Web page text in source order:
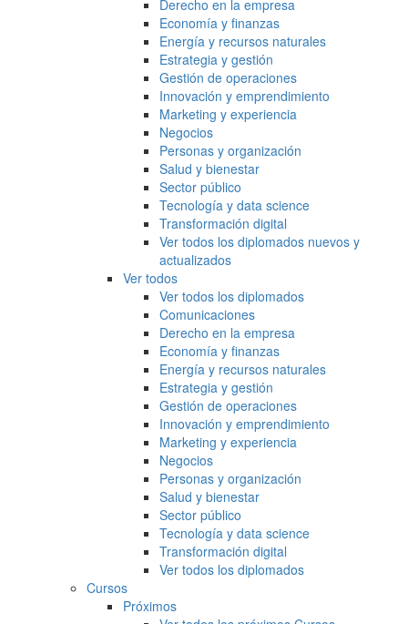
Derecho en la empresa
Economía y finanzas
Energía y recursos naturales
Estrategia y gestión
Gestión de operaciones
Innovación y emprendimiento
Marketing y experiencia
Negocios
Personas y organización
Salud y bienestar
Sector público
Tecnología y data science
Transformación digital
Ver todos los diplomados nuevos y
actualizados
Ver todos
Ver todos los diplomados
Comunicaciones
Derecho en la empresa
Economía y finanzas
Energía y recursos naturales
Estrategia y gestión
Gestión de operaciones
Innovación y emprendimiento
Marketing y experiencia
Negocios
Personas y organización
Salud y bienestar
Sector público
Tecnología y data science
Transformación digital
Ver todos los diplomados
Cursos
Próximos